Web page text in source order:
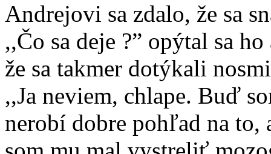
Andrejovi sa zdalo, že sa
,,Čo sa deje ?” opýtal sa
že sa takmer dotýkali
,,Ja neviem, chlape. Buď
nerobí dobre pohľad na to,